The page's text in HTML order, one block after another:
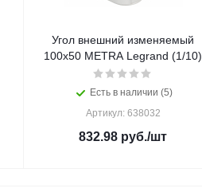
Угол внешний изменяемый
100x50 METRA Legrand (1/10)
Есть в наличии (5)
Артикул: 638032
832.98 руб./шт